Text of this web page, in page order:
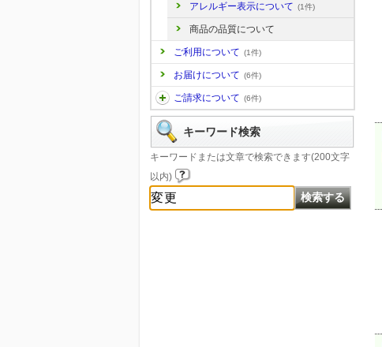
アレルギー表示について (1件)
商品の品質について
ご利用について (1件)
お届けについて (6件)
ご請求について (6件)
キーワード検索
キーワードまたは文章で検索できます(200文字
以内)